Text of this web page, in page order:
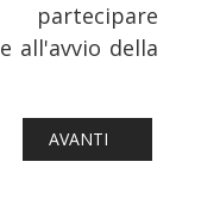
all'avvio della
RIPRISTINO E
ARTICOLO
AVANTI